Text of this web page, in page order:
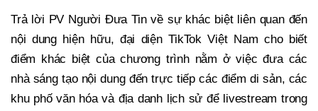
Trả lời PV Người Đưa Tin về sự khác biệt liên quan đến
nội dung hiện hữu, đại diện TikTok Việt Nam cho biết
điểm khác biệt của chương trình nằm ở việc đưa các
nhà sáng tạo nội dung đến trực tiếp các điểm di sản, các
khu phố văn hóa và địa danh lịch sử để livestream trong